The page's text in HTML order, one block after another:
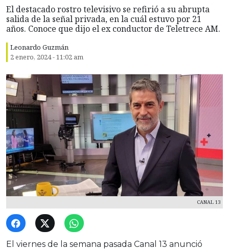
El destacado rostro televisivo se refirió a su abrupta
salida de la señal privada, en la cuál estuvo por 21
años. Conoce que dijo el ex conductor de Teletrece AM.
Leonardo Guzmán
2 enero, 2024 - 11:02 am
CANAL 13
El viernes de la semana pasada Canal 13 anunció